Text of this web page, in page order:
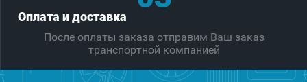
Оплата и доставка
После оплаты заказа отправим Ваш заказ
транспортной компанией